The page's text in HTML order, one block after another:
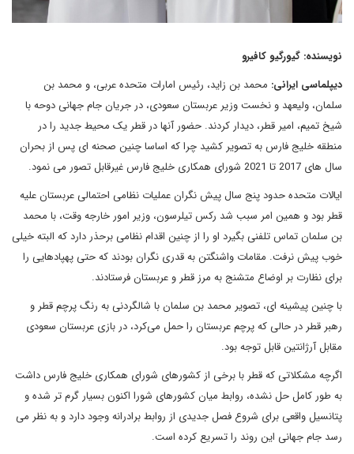
نویسنده: گیورگیو کافیرو
دیپلماسی ایرانی: محمد بن زاید، رئیس امارات متحده عربی، و محمد بن
سلمان، ولیعهد و نخست وزیر عربستان سعودی، در جریان جام جهانی دوحه با
شیخ تمیم، امیر قطر، دیدار کردند. حضور آنها در قطر یک محیط جدید را در
منطقه خلیج فارس به تصویر کشید چرا که اساسا چنین صحنه ای پس از بحران
سال های 2017 تا 2021 شورای همکاری خلیج فارس غیرقابل تصور می نمود.
ایالات متحده حدود پنج سال پیش نگران عملیات نظامی احتمالی عربستان علیه
قطر بود و همین امر سبب شد رکس تیلرسون، وزیر امور خارجه وقت، با محمد
بن سلمان تماس تلفنی بگیرد او را از چنین اقدام نظامی برحذر دارد که البته خیلی
خوب پیش نرفت. مقامات واشنگتن به قدری نگران بودند که حتی پهپادهایی را
برای نظارت بر اوضاع متشنج به مرز قطر و عربستان فرستادند.
با چنین پیشینه ای، تصویر محمد بن سلمان با شالگردنی به رنگ پرچم قطر و
رهبر قطر در حالی که پرچم عربستان را حمل می‌کرد، در بازی عربستان سعودی
مقابل آرژانتین قابل توجه بود.
اگرچه مشکلاتی که قطر با برخی از کشورهای شورای همکاری خلیج فارس داشت
به طور کامل حل نشده، روابط میان کشورهای شورا اکنون بسیار گرم تر شده و
پتانسیل واقعی برای شروع فصل جدیدی از روابط برادرانه وجود دارد و به نظر می
رسد جام جهانی این روند را تسریع کرده است.